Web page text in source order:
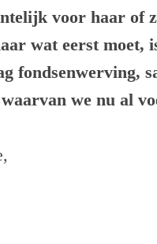
voor haar of
wat eerst moet,
fondsenwerving,
we nu al